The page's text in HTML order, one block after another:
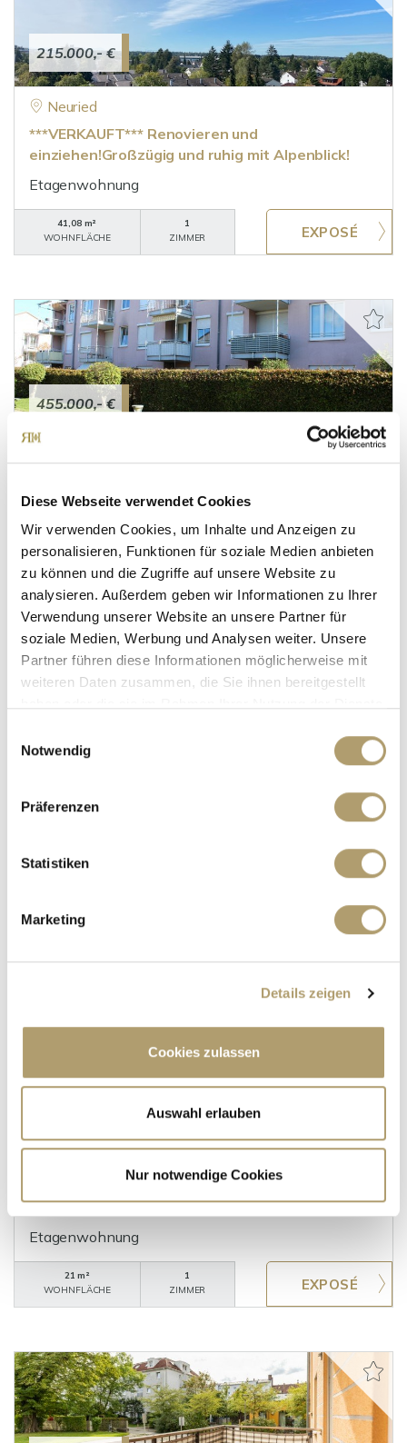
Diese Webseite verwendet Cookies
Wir verwenden Cookies, um Inhalte und Anzeigen zu
personalisieren, Funktionen für soziale Medien anbieten
zu können und die Zugriffe auf unsere Website zu
analysieren. Außerdem geben wir Informationen zu Ihrer
Verwendung unserer Website an unsere Partner für
soziale Medien, Werbung und Analysen weiter. Unsere
Partner führen diese Informationen möglicherweise mit
weiteren Daten zusammen, die Sie ihnen bereitgestellt
Notwendig
Präferenzen
Statistiken
Marketing
Details zeigen
Cookies zulassen
Auswahl erlauben
Nur notwendige Cookies
215.000,- €
Neuried
***VERKAUFT*** Renovieren und
einziehen!Großzügig und ruhig mit Alpenblick!
Etagenwohnung
41,08 m²
WOHNFLÄCHE
1
ZIMMER
455.000,- €
sehr gute Infrastruktur!
Etagenwohnung
60,23 m²
WOHNFLÄCHE
2
ZIMMER
735.000,- €
München
Galeriewohnung mit zwei Bäder in Stadtvilla!
82 m²
Verkauft** Neuwertiges Studenten-Apartment
mit 3% Rendite**
Etagenwohnung
21 m²
WOHNFLÄCHE
1
ZIMMER